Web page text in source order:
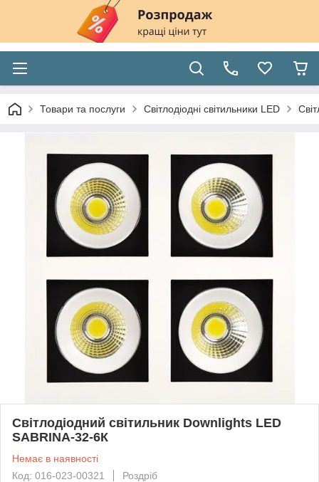
Товари та послуги Світлодіодні світильники LED
Світлодіодний світильник Downlights LED
SABRINA-32-6К
Немає в наявності
Код: 016-023-00321
Роздріб